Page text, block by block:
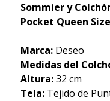
Sommier y
Pocket Queen Size
Marca:Deseo
Medidas del
Altura:32 cm
Tela:Tejido de